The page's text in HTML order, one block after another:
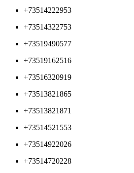
+73514222953
+73514322753
+73519490577
+73519162516
+73516320919
+73513821865
+73513821871
+73514521553
+73514922026
+73514720228